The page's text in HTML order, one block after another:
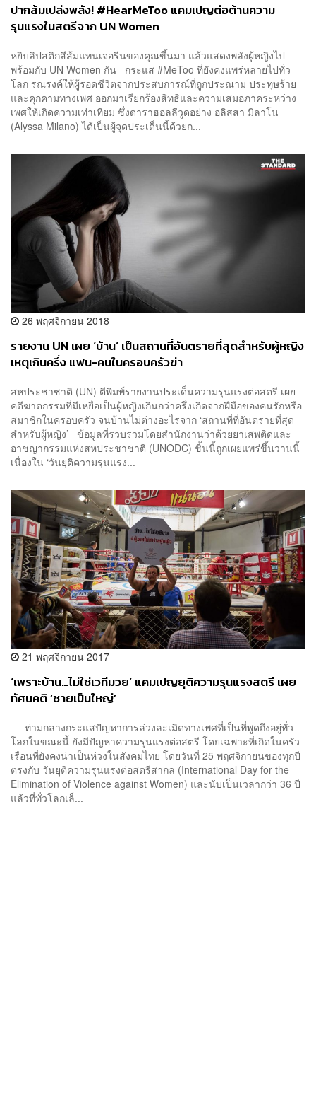
ปากส้มเปล่งพลัง! #HearMeToo แคมเปญต่อต้านความ
รุนแรงในสตรีจาก UN Women
หยิบลิปสติกสีส้มแทนเจอรีนของคุณขึ้นมา แล้วแสดงพลังผู้หญิงไป
พร้อมกับ UN Women กัน กระแส #MeToo ที่ยังคงแพร่หลายไปทั่ว
โลก รณรงค์ให้ผู้รอดชีวิตจากประสบการณ์ที่ถูกประณาม ประทุษร้าย
และคุกคามทางเพศ ออกมาเรียกร้องสิทธิและความเสมอภาคระหว่าง
เพศให้เกิดความเท่าเทียม ซึ่งดาราฮอลลีวูดอย่าง อลิสสา มิลาโน
(Alyssa Milano) ได้เป็นผู้จุดประเด็นนี้ด้วยก...
26 พฤศจิกายน 2018
รายงาน UN เผย ‘บ้าน’ เป็นสถานที่อันตรายที่สุดสำหรับผู้หญิง
เหตุเกินครึ่ง แฟน-คนในครอบครัวฆ่า
สหประชาชาติ (UN) ตีพิมพ์รายงานประเด็นความรุนแรงต่อสตรี เผย
คดีฆาตกรรมที่มีเหยื่อเป็นผู้หญิงเกินกว่าครึ่งเกิดจากฝีมือของคนรักหรือ
สมาชิกในครอบครัว จนบ้านไม่ต่างอะไรจาก ‘สถานที่ที่อันตรายที่สุด
สำหรับผู้หญิง’ ข้อมูลที่รวบรวมโดยสำนักงานว่าด้วยยาเสพติดและ
อาชญากรรมแห่งสหประชาชาติ (UNODC) ชิ้นนี้ถูกเผยแพร่ขึ้นวานนี้
เนื่องใน ‘วันยุติความรุนแรง...
21 พฤศจิกายน 2017
‘เพราะบ้าน…ไม่ใช่เวทีมวย’ แคมเปญยุติความรุนแรงสตรี เผย
ทัศนคติ ‘ชายเป็นใหญ่’
ท่ามกลางกระแสปัญหาการล่วงละเมิดทางเพศที่เป็นที่พูดถึงอยู่ทั่ว
โลกในขณะนี้ ยังมีปัญหาความรุนแรงต่อสตรี โดยเฉพาะที่เกิดในครัว
เรือนที่ยังคงน่าเป็นห่วงในสังคมไทย โดยวันที่ 25 พฤศจิกายนของทุกปี
ตรงกับ วันยุติความรุนแรงต่อสตรีสากล (International Day for the
Elimination of Violence against Women) และนับเป็นเวลากว่า 36 ปี
แล้วที่ทั่วโลกเล็...